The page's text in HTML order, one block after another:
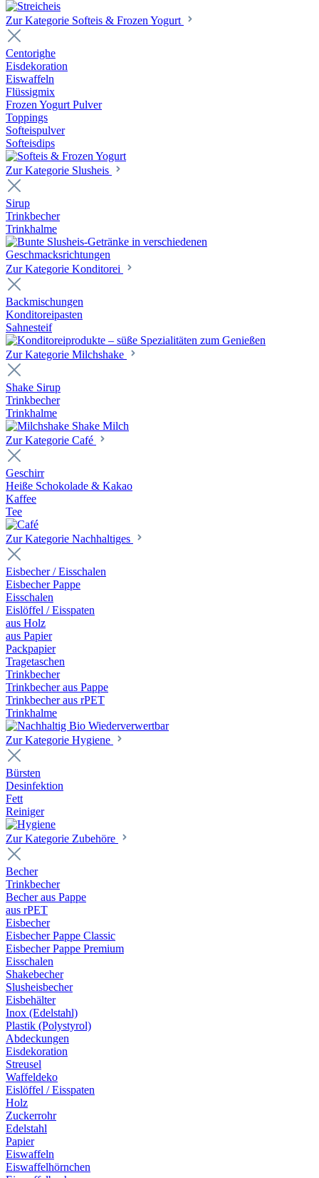
Zur Kategorie Softeis & Frozen Yogurt
Centorighe
Eisdekoration
Eiswaffeln
Flüssigmix
Frozen Yogurt Pulver
Toppings
Softeispulver
Softeisdips
Zur Kategorie Slusheis
Sirup
Trinkbecher
Trinkhalme
Zur Kategorie Konditorei
Backmischungen
Konditoreipasten
Sahnesteif
Zur Kategorie Milchshake
Shake Sirup
Trinkbecher
Trinkhalme
Zur Kategorie Café
Geschirr
Heiße Schokolade & Kakao
Kaffee
Tee
Zur Kategorie Nachhaltiges
Eisbecher / Eisschalen
Eisbecher Pappe
Eisschalen
Eislöffel / Eisspaten
aus Holz
aus Papier
Packpapier
Tragetaschen
Trinkbecher
Trinkbecher aus Pappe
Trinkbecher aus rPET
Trinkhalme
Zur Kategorie Hygiene
Bürsten
Desinfektion
Fett
Reiniger
Zur Kategorie Zubehöre
Becher
Trinkbecher
Becher aus Pappe
aus rPET
Eisbecher
Eisbecher Pappe Classic
Eisbecher Pappe Premium
Eisschalen
Shakebecher
Slusheisbecher
Eisbehälter
Inox (Edelstahl)
Plastik (Polystyrol)
Abdeckungen
Eisdekoration
Streusel
Waffeldeko
Eislöffel / Eisspaten
Holz
Zuckerrohr
Edelstahl
Papier
Eiswaffeln
Eiswaffelhörnchen